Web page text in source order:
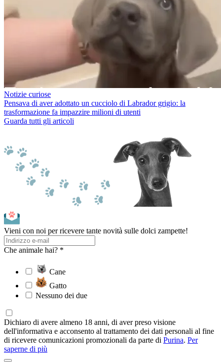
Notizie curiose
Pensava di aver adottato un cucciolo di Labrador grigio: la
trasformazione fa impazzire milioni di utenti
Guarda tutti gli articoli
Vieni con noi per ricevere tante novità sulle dolci zampette!
Che animale hai? *
Cane
Gatto
Nessuno dei due
Dichiaro di avere almeno 18 anni, di aver preso visione
dell'informativa e acconsento al trattamento dei dati personali al fine
di ricevere comunicazioni promozionali da parte di Purina. Per
saperne di più